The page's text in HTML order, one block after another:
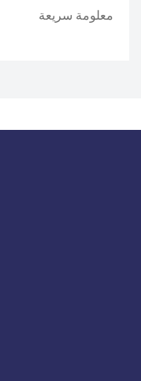
معلومة سريعة